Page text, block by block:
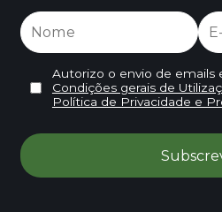
Autorizo o envio de emails
Condições gerais de
Política de Privacidade e